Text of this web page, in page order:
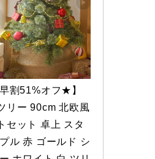
割51%オフ★】
リー 90cm 北欧風
セット 卓上 スタ
ル 赤 ゴールド シ